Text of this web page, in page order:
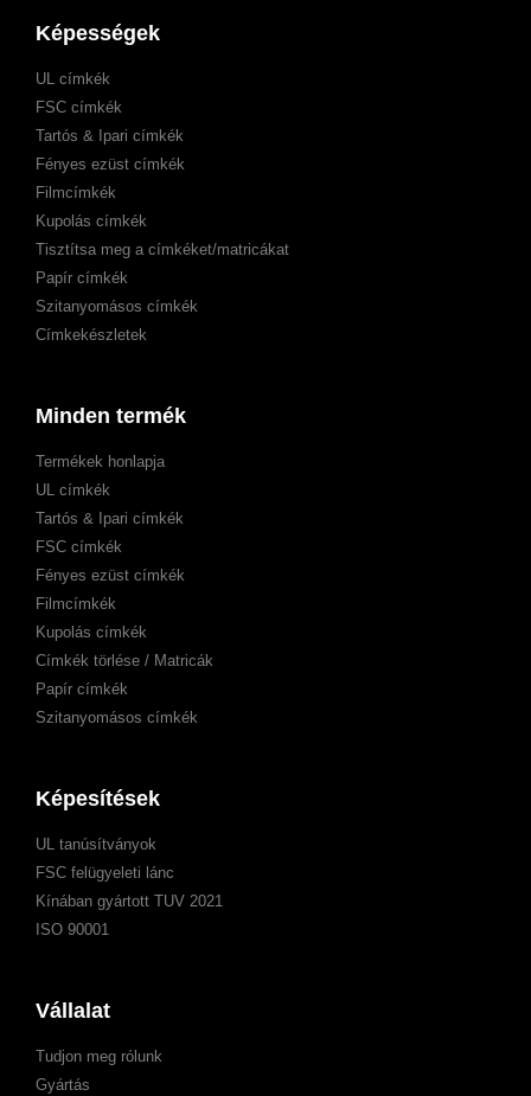
Képességek
UL címkék
FSC címkék
Tartós & Ipari címkék
Fényes ezüst címkék
Filmcímkék
Kupolás címkék
Tisztítsa meg a címkéket/matricákat
Papír címkék
Szitanyomásos címkék
Címkekészletek
Minden termék
Termékek honlapja
UL címkék
Tartós & Ipari címkék
FSC címkék
Fényes ezüst címkék
Filmcímkék
Kupolás címkék
Címkék törlése / Matricák
Papír címkék
Szitanyomásos címkék
Képesítések
UL tanúsítványok
FSC felügyeleti lánc
Kínában gyártott TUV 2021
ISO 90001
Vállalat
Tudjon meg rólunk
Gyártás